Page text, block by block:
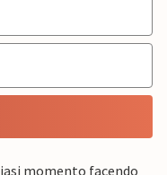
momento facendo